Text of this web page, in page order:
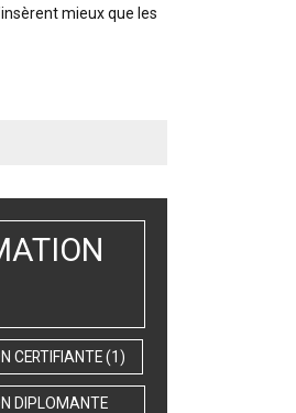
mieux que les
CERTIFIANTE(1)
DIPLOMANTE